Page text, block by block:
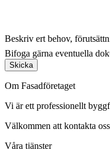
Beskriv ert behov,
Bifoga gärna eventuella
Skicka
Om Fasadföretaget
Vi är ett professionellt
Välkommen att kontakta
Våra tjänster